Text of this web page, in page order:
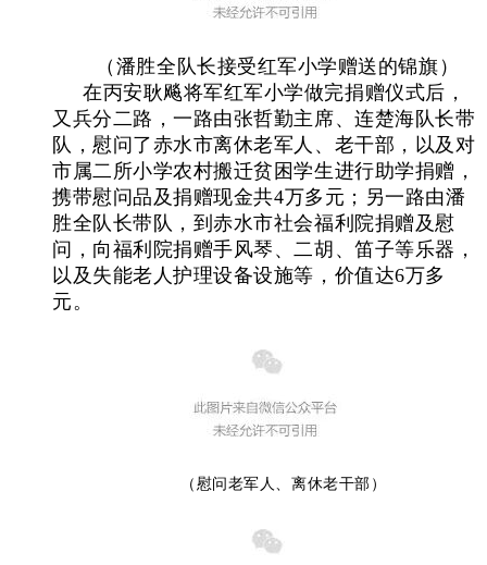
（潘胜全队长接受红军小学赠送的锦旗）
在丙安耿飚将军红军小学做完捐赠仪式后，
又兵分二路，一路由张哲勤主席、连楚海队长带
队，慰问了赤水市离休老军人、老干部，以及对
市属二所小学农村搬迁贫困学生进行助学捐赠，
携带慰问品及捐赠现金共4万多元；另一路由潘
胜全队长带队，到赤水市社会福利院捐赠及慰
问 ，向福利院捐赠手风琴、二胡、笛子等乐器，
以及失能老人护理设备设施等，价值达6万多
元。
（慰问老军人、离休老干部）